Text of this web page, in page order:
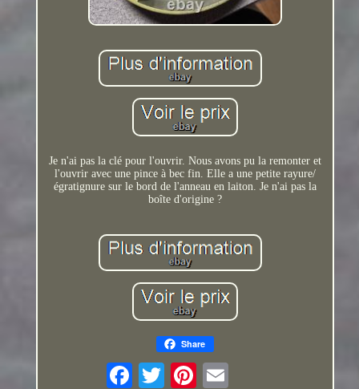
Je n'ai pas la clé pour l'ouvrir. Nous avons pu la remonter et
l'ouvrir avec une pince à bec fin. Elle a une petite rayure/
égratignure sur le bord de l'anneau en laiton. Je n'ai pas la
boîte d'origine ?
Share